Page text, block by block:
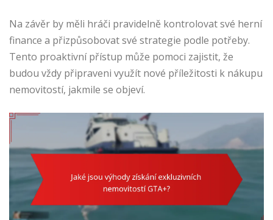
Na závěr by měli hráči pravidelně kontrolovat své herní
finance a přizpůsobovat své strategie podle potřeby.
Tento proaktivní přístup může pomoci zajistit, že
budou vždy připraveni využít nové příležitosti k nákupu
nemovitostí, jakmile se objeví.